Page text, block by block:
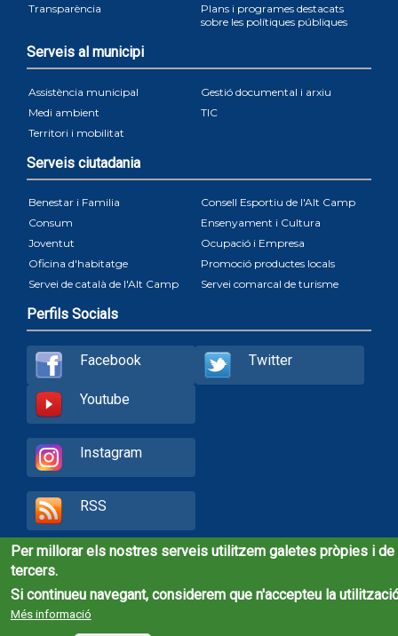
Transparència
Plans i programes destacats
sobre les polítiques públiques
Serveis al municipi
Assistència municipal
Gestió documental i arxiu
Medi ambient
TIC
Territori i mobilitat
Serveis ciutadania
Benestar i Familia
Consell Esportiu de l'Alt Camp
Consum
Ensenyament i Cultura
Joventut
Ocupació i Empresa
Oficina d'habitatge
Promoció productes locals
Servei de català de l'Alt Camp
Servei comarcal de turisme
Perfils Socials
Facebook Twitter
Youtube
Instagram
RSS
© Consell Comarcal de l'Alt Camp, 2020
Per millorar els nostres serveis utilitzem galetes pròpies i de
tercers.
Si continueu navegant, considerem que n'accepteu la
Més informació